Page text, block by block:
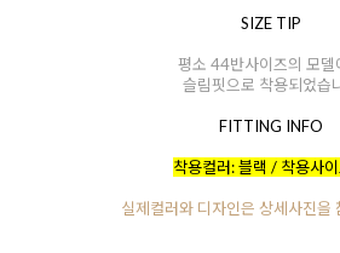
SIZE TIP
평소 44반사이즈의 모델
슬림핏으로 착용되었습
FITTING INFO
착용컬러: 블랙 / 착용사이
실제컬러와 디자인은 상세사진을